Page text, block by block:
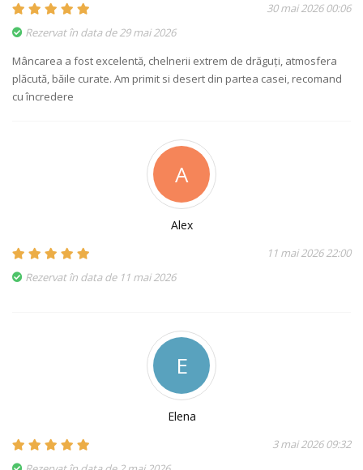
30 mai 2026 00:06
Rezervat în data de 29 mai 2026
Mâncarea a fost excelentă, chelnerii extrem de drăguți, atmosfera
plăcută, băile curate. Am primit si desert din partea casei, recomand
cu încredere
A
Alex
11 mai 2026 22:00
Rezervat în data de 11 mai 2026
E
Elena
3 mai 2026 09:32